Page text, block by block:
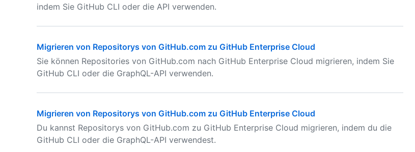
indem Sie GitHub CLI oder die API verwenden.
Migrieren von Repositorys von GitHub.com zu GitHub Enterprise Cloud
Sie können Repositories von GitHub.com nach GitHub Enterprise Cloud migrieren, indem Sie
GitHub CLI oder die GraphQL-API verwenden.
Migrieren von Repositorys von GitHub.com zu GitHub Enterprise Cloud
Du kannst Repositorys von GitHub.com zu GitHub Enterprise Cloud migrieren, indem du die
GitHub CLI oder die GraphQL-API verwendest.